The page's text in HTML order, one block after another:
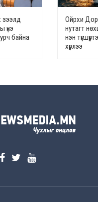
зээлд
үнэ
байна
Ойрхи
нутагт
нэн
хүрлээ